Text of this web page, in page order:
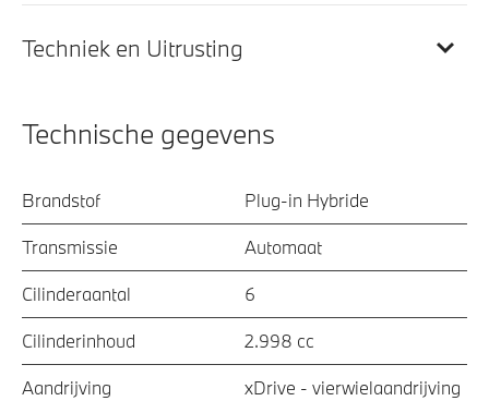
Techniek en Uitrusting
Technische gegevens
Brandstof Plug-in Hybride
Transmissie Automaat
Cilinderaantal 6
Cilinderinhoud 2.998 cc
Aandrijving xDrive - vierwielaandrijving